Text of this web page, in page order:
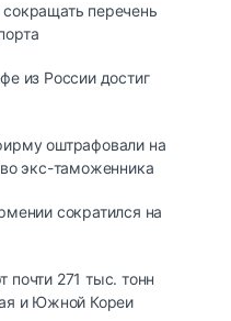
перечень
из России достиг
оштрафовали на
экс-таможенника
сократился на
почти 271 тыс. тонн
и Южной Кореи